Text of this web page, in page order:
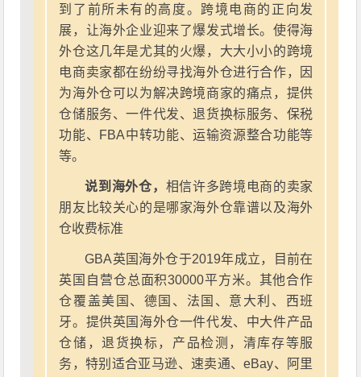
到了前所未有的高度。跨境电商的正向发
展，让海外企业迎来了爆发式增长。使得海
外仓这几年是尤其的火爆，大大小小的跨境
电商卖家都在纷纷寻找海外仓进行合作，因
为海外仓可以为解决跨境商家的痛点，提供
仓储服务、一件代发、退货换标服务、保税
功能、FBA中转功能、运输资源整合功能等
等。
说到海外仓， 相信许多跨境电商的卖家
朋友比较关心的是哪家海外仓靠谱以及海外
仓收费标准
GBA英国海外仓于2019年成立，目前在
英国自营仓总面积30000平方米。其他合作
仓覆盖美国、德国、法国、意大利、西班
牙。提供英国海外仓一件代发、中大件产品
仓储，退货换标，产品检测，清库存等服
务，特别适合亚马逊、速卖通、eBay、阿里